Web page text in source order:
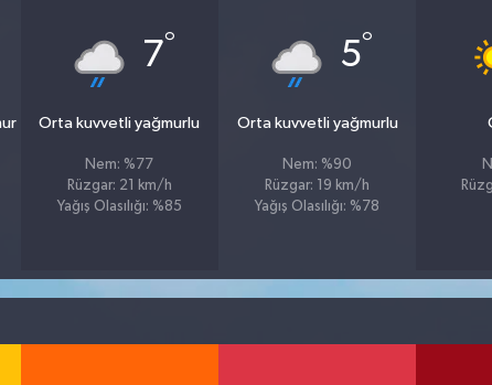
7°
Orta kuvvetli yağmurlu
Nem: %77
Rüzgar: 21 km/h
Yağış Olasılığı: %85
5°
Orta kuvvetli yağmurlu
Nem: %90
Rüzgar: 19 km/h
Yağış Olasılığı: %78